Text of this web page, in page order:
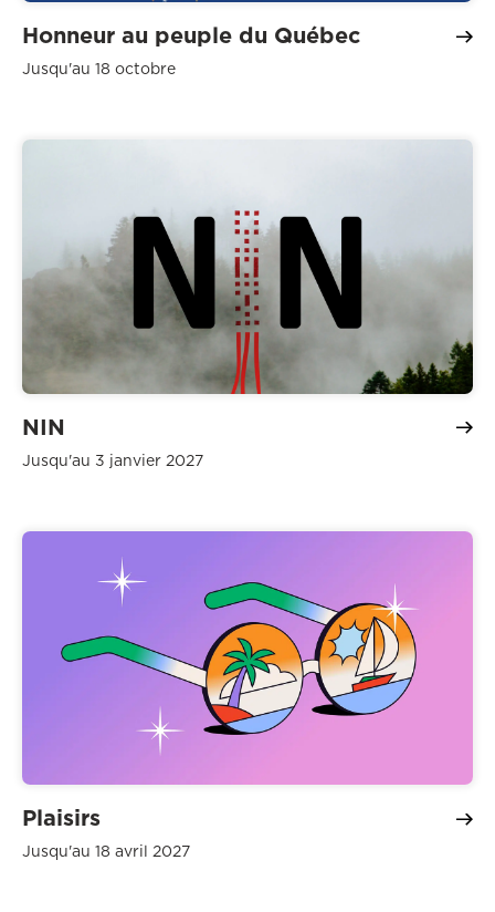
Honneur au peuple du Québec
Jusqu'au 18 octobre
NIN
Jusqu'au 3 janvier 2027
Plaisirs
Jusqu'au 18 avril 2027